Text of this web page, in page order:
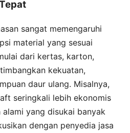
sangat memengaruhi
material yang sesuai
dari kertas, karton,
kekuatan,
daur ulang. Misalnya,
seringkali lebih ekonomis
yang disukai banyak
dengan penyedia jasa